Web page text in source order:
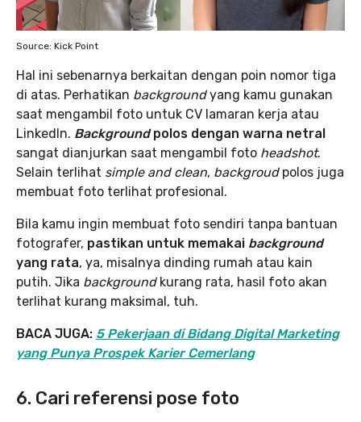
Source: Kick Point
Hal ini sebenarnya berkaitan dengan poin nomor tiga
di atas. Perhatikan backgroundyang kamu gunakan
saat mengambil foto untuk CV lamaran kerja atau
LinkedIn. Backgroundpolos dengan warna netral
sangat dianjurkan saat mengambil foto headshot.
Selain terlihat simple and clean, backgroudpolos juga
membuat foto terlihat profesional.
Bila kamu ingin membuat foto sendiri tanpa bantuan
fotografer, pastikan untuk memakai background
yang rata, ya, misalnya dinding rumah atau kain
putih. Jika backgroundkurang rata, hasil foto akan
terlihat kurang maksimal, tuh.
BACA JUGA: 5 Pekerjaan di Bidang Digital Marketing
yang Punya Prospek Karier Cemerlang
6. Cari referensi pose foto